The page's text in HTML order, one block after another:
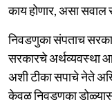
काय होणार, असा सवाल
निवडणुका संपताच
सरकारचे अर्थव्यवस्था
अशी टीका सपाचे नेते
केवळ निवडणुका